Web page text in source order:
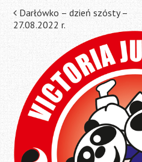
Post
navigation
Darłówko – dzień szósty –
27.08.2022 r.